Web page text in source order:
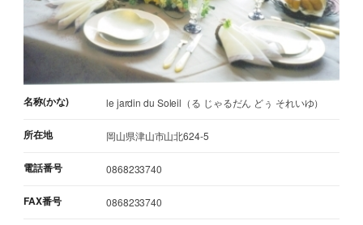
名称(かな) le jardin du Soleil（る じゃるだん どぅ それいゆ）
所在地 岡山県津山市山北624-5
電話番号 0868233740
FAX番号 0868233740